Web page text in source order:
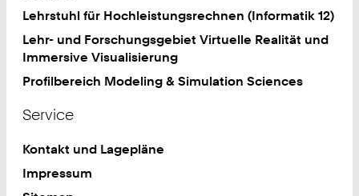
Lehrstuhl für Hochleistungsrechnen (Informatik 12)
Lehr- und Forschungsgebiet Virtuelle Realität und
Immersive Visualisierung
Profilbereich Modeling & Simulation Sciences
Service
Kontakt und Lagepläne
Impressum